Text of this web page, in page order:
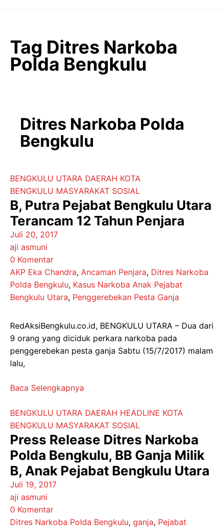
Tag Ditres Narkoba
Polda Bengkulu
Ditres Narkoba Polda
Bengkulu
BENGKULU UTARA DAERAH KOTA
BENGKULU MASYARAKAT SOSIAL
B, Putra Pejabat Bengkulu Utara
Terancam 12 Tahun Penjara
Juli 20, 2017
aji asmuni
0 Komentar
AKP Eka Chandra, Ancaman Penjara, Ditres Narkoba
Polda Bengkulu, Kasus Narkoba Anak Pejabat
Bengkulu Utara, Penggerebekan Pesta Ganja
RedAksiBengkulu.co.id, BENGKULU UTARA – Dua dari
9 orang yang diciduk perkara narkoba pada
penggerebekan pesta ganja Sabtu (15/7/2017) malam
lalu,
Baca Selengkapnya
BENGKULU UTARA DAERAH HEADLINE KOTA
BENGKULU MASYARAKAT SOSIAL
Press Release Ditres Narkoba
Polda Bengkulu, BB Ganja Milik
B, Anak Pejabat Bengkulu Utara
Juli 19, 2017
aji asmuni
0 Komentar
Ditres Narkoba Polda Bengkulu, ganja, Pejabat